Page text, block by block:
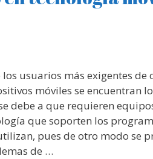
los usuarios más exigentes de
móviles se encuentran
debe a que requieren
que soporten los
pues de otro modo se
de …